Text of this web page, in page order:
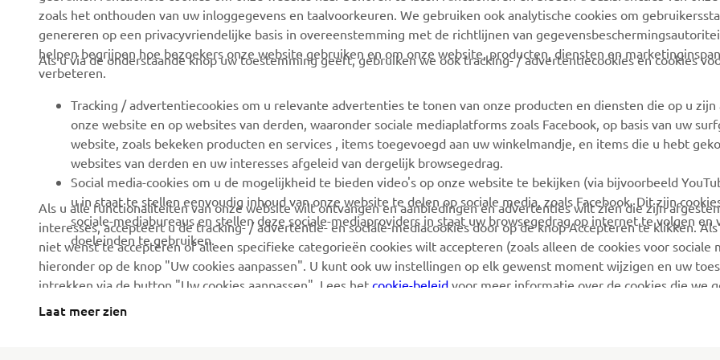
Over ons
News
Evenementen
Careers
Dealer worden
Mensenrechtenbeleid
Basisbeleid duurzaamheid
Klokkenluiderskanaal
eBike systemen
Autoriteiten
Golfbanen
Eerste hulpverleners
Rijscholen
Robotics
Partnerschappen
Technische informatie
voor onafhankelijke
dealers
Yamalube
MyYamaha
Yamaha Music
Yamaha Racing
Yamaha Motor Global
Mobiele apps
Webshop-ondersteuning
Onderdelencatalogus
Boek een
Zoek een Yamaha-dealer
Beheer van
zoals het onthouden van uw inloggegevens en taalvoorkeuren. We gebruiken ook analytische cookies om
genereren op een privacyvriendelijke basis in overeenstemming met de richtlijnen van
helpen begrijpen hoe bezoekers onze website gebruiken en om onze website, producten, diensten en
verbeteren.
Als u via de onderstaande knop uw toestemming geeft, gebruiken we ook tracking- / advertentiecookies en cookies
onze website en op websites van derden, waaronder sociale mediaplatforms zoals Facebook, op basis van uw
website, zoals bekeken producten en services , items toegevoegd aan uw winkelmandje, en items die u hebt
websites van derden en uw interesses afgeleid van dergelijk browsegedrag.
Social media-cookies om u de mogelijkheid te bieden video's op onze website te bekijken (via bijvoorbeeld
u in staat te stellen eenvoudig inhoud van onze website te delen op sociale media, zoals Facebook. Dit zijn
sociale-mediabureaus en stellen deze sociale-mediaproviders in staat uw browsegedrag op internet te volgen en
doeleinden te gebruiken.
Als u alle functionaliteiten van onze website wilt ontvangen en aanbiedingen en advertenties wilt zien die zijn
interesses, accepteert u de tracking- / advertentie- en sociale-mediacookies door op de knop Accepteren te klikken. Als
niet wenst te accepteren of alleen specifieke categorieën cookies wilt accepteren (zoals alleen de cookies voor sociale
hieronder op de knop "Uw cookies aanpassen". U kunt ook uw instellingen op elk gewenst moment wijzigen en uw
intrekken via de button "Uw cookies aanpassen". Lees het cookie-beleidvoor meer informatie over de cookies die we
hoe we deze gebruiken.